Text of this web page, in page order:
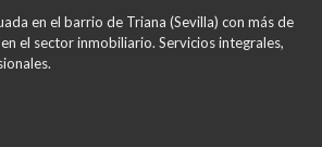
en el barrio de Triana (Sevilla) con más de
el sector inmobiliario. Servicios integrales,